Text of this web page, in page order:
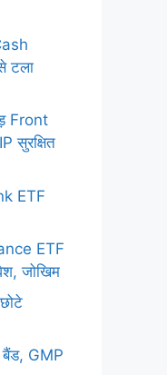
टला
Front
सुरक्षित
ETF
ETF
जोखिम
बैंड, GMP